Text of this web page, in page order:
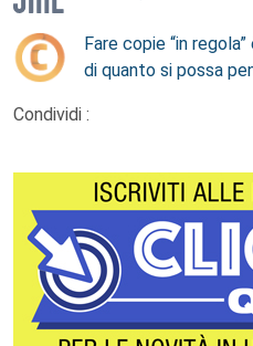
Fare copie “in
di quanto si possa
Condividi :